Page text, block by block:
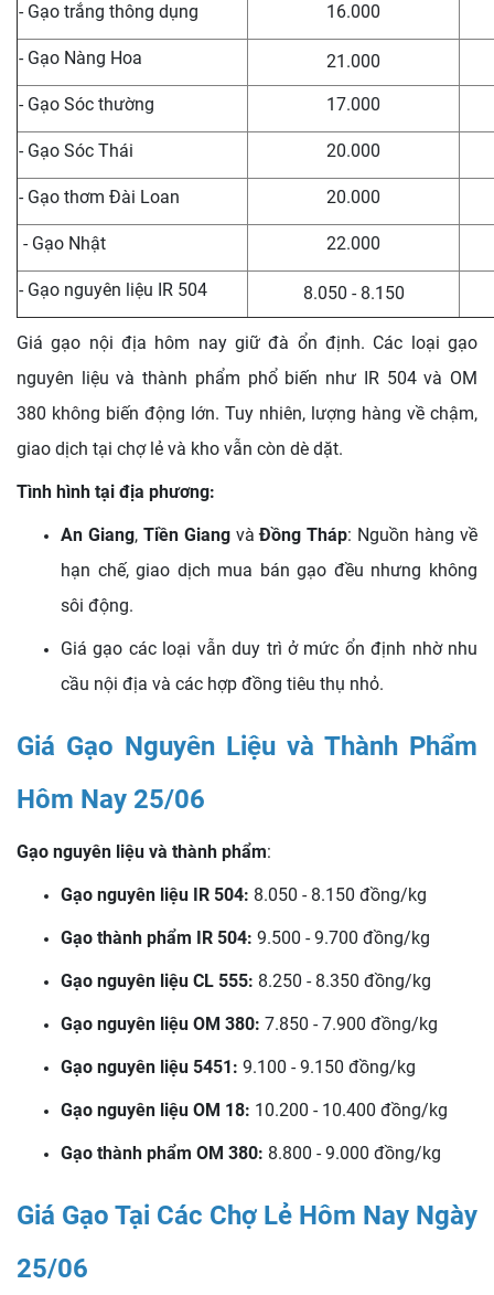
- Gạo trắng thông dụng 16.000
- Gạo Nàng Hoa 21.000
- Gạo Sóc thường 17.000
- Gạo Sóc Thái 20.000
- Gạo thơm Đài Loan 20.000
- Gạo Nhật 22.000
- Gạo nguyên liệu IR 504 8.050 - 8.150
Giá gạo nội địa hôm nay giữ đà ổn định. Các loại gạo
nguyên liệu và thành phẩm phổ biến như IR 504 và OM
380 không biến động lớn. Tuy nhiên, lượng hàng về chậm,
giao dịch tại chợ lẻ và kho vẫn còn dè dặt.
Tình hình tại địa phương:
An Giang, Tiền GiangvàĐồng Tháp: Nguồn hàng về
hạn chế, giao dịch mua bán gạo đều nhưng không
sôi động.
Giá gạo các loại vẫn duy trì ở mức ổn định nhờ nhu
cầu nội địa và các hợp đồng tiêu thụ nhỏ.
Giá Gạo Nguyên Liệu và Thành Phẩm
Hôm Nay 25/06
Gạo nguyên liệu và thành phẩm:
Gạo nguyên liệu IR 504: 8.050 - 8.150 đồng/kg
Gạo thành phẩm IR 504: 9.500 - 9.700 đồng/kg
Gạo nguyên liệu CL 555: 8.250 - 8.350 đồng/kg
Gạo nguyên liệu OM 380: 7.850 - 7.900 đồng/kg
Gạo nguyên liệu 5451: 9.100 - 9.150 đồng/kg
Gạo nguyên liệu OM 18: 10.200 - 10.400 đồng/kg
Gạo thành phẩm OM 380: 8.800 - 9.000 đồng/kg
Giá Gạo Tại Các Chợ Lẻ Hôm Nay Ngày
25/06